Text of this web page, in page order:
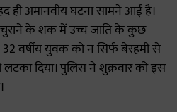
ही अमानवीय घटना सामने आई है।
चुराने के शक में उच्च जाति के कुछ
वर्षीय युवक को न सिर्फ बेरहमी से
दिया। पुलिस ने शुक्रवार को इस